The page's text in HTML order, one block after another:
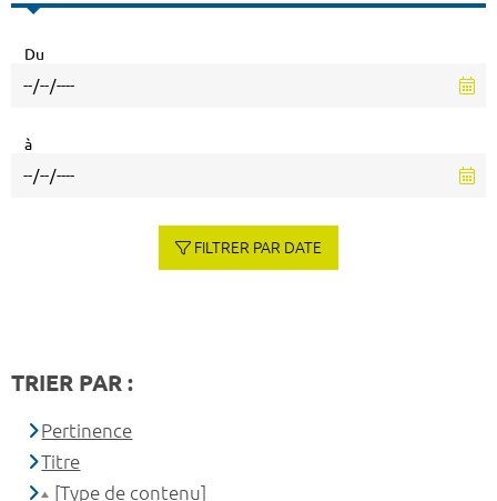
Du
à
FILTRER PAR DATE
TRIER PAR :
Pertinence
Titre
[Type de contenu]